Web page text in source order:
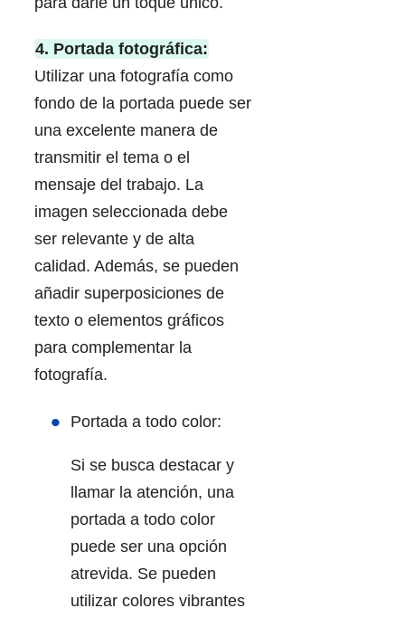
4. Portada fotográfica:
Utilizar una fotografía como
fondo de la portada puede ser
una excelente manera de
transmitir el tema o el
mensaje del trabajo. La
imagen seleccionada debe
ser relevante y de alta
calidad. Además, se pueden
añadir superposiciones de
texto o elementos gráficos
para complementar la
fotografía.
Portada a todo color:
Si se busca destacar y
llamar la atención, una
portada a todo color
puede ser una opción
atrevida. Se pueden
utilizar colores vibrantes